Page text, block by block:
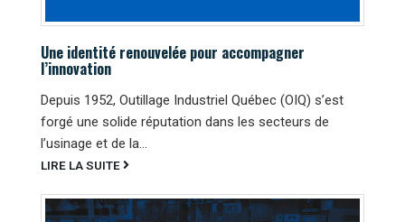
Une identité renouvelée pour accompagner
l’innovation
Depuis 1952, Outillage Industriel Québec (OIQ) s’est
forgé une solide réputation dans les secteurs de
l’usinage et de la...
LIRE LA SUITE